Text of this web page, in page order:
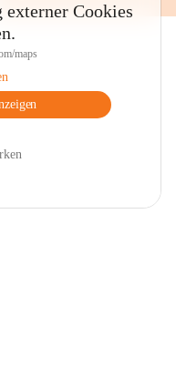
externer Cookies
maps